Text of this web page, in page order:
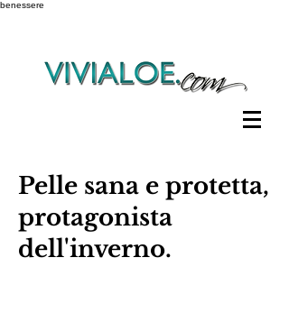
benessere
Pelle sana e protetta,
protagonista
dell'inverno.